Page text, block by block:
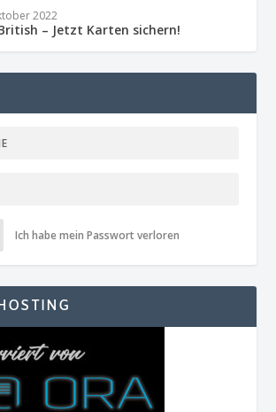
2022
– Jetzt Karten sichern!
Ich habe mein Passwort verloren